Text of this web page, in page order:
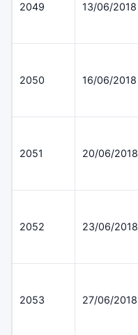
2049 13/06/2018
2050 16/06/2018
2051 20/06/2018
2052 23/06/2018
2053 27/06/2018